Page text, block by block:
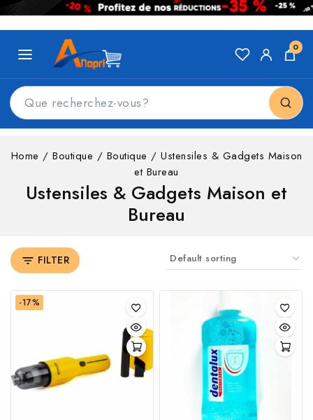
0
Home / Boutique / Boutique / Ustensiles & Gadgets Maison
et Bureau
Ustensiles & Gadgets Maison et
Bureau
FILTER
-17%